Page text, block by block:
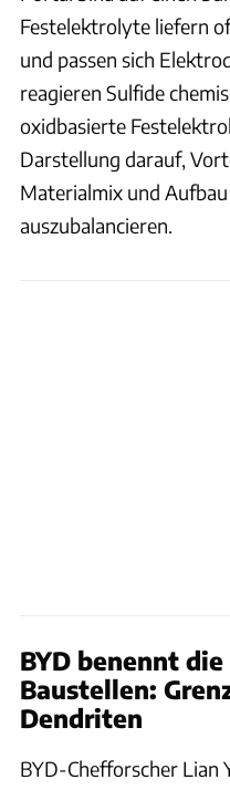
Festelektrolyte liefern
und passen sich
reagieren Sulfide
oxidbasierte
Darstellung darauf,
Materialmix und
auszubalancieren.
BYD benennt
Baustellen:
Dendriten
BYD-Chefforscher Lian